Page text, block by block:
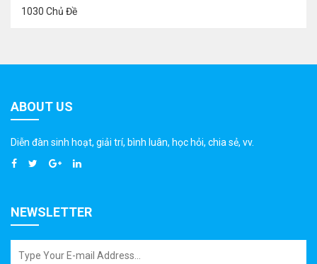
1030 Chủ Đề
ABOUT US
Diễn đàn sinh hoạt, giải trí, bình luân, học hỏi, chia sẻ, vv.
NEWSLETTER